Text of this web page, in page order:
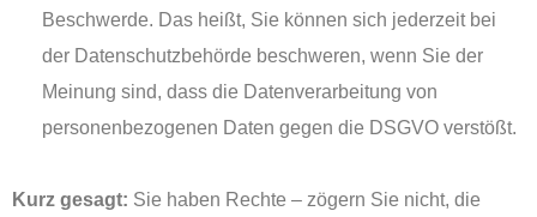
Beschwerde. Das heißt, Sie können sich jederzeit bei
der Datenschutzbehörde beschweren, wenn Sie der
Meinung sind, dass die Datenverarbeitung von
personenbezogenen Daten gegen die DSGVO verstößt.
Kurz gesagt: Sie haben Rechte – zögern Sie nicht, die